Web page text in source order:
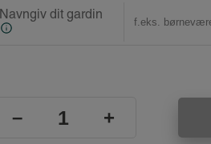
Navngiv dit gardin
– +